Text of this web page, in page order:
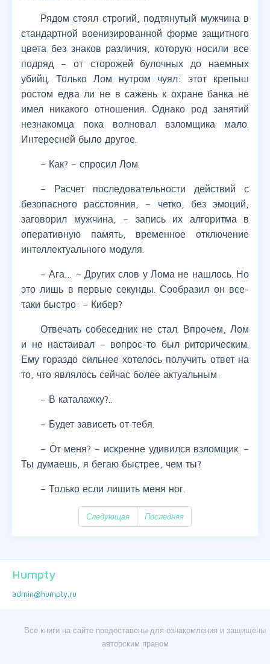
Рядом стоял строгий, подтянутый мужчина в
стандартной военизированной форме защитного
цвета без знаков различия, которую носили все
подряд – от сторожей булочных до наемных
убийц. Только Лом нутром чуял: этот крепыш
ростом едва ли не в сажень к охране банка не
имел никакого отношения. Однако род занятий
незнакомца пока волновал взломщика мало.
Интересней было другое.
– Как? – спросил Лом.
– Расчет последовательности действий с
безопасного расстояния, – четко, без эмоций,
заговорил мужчина, – запись их алгоритма в
оперативную память, временное отключение
интеллектуального модуля.
– Ага… – Других слов у Лома не нашлось. Но
это лишь в первые секунды. Сообразил он все-
таки быстро: – Кибер?
Отвечать собеседник не стал. Впрочем, Лом
и не настаивал – вопрос-то был риторическим.
Ему гораздо сильнее хотелось получить ответ на
то, что являлось сейчас более актуальным:
– В каталажку?..
– Будет зависеть от тебя.
– От меня? – искренне удивился взломщик. –
Ты думаешь, я бегаю быстрее, чем ты?
– Только если лишить меня ног.
Следующая Последняя
Humpty
admin@humpty.ru
Все книги на сайте предоставены для ознакомления и защищены
авторским правом